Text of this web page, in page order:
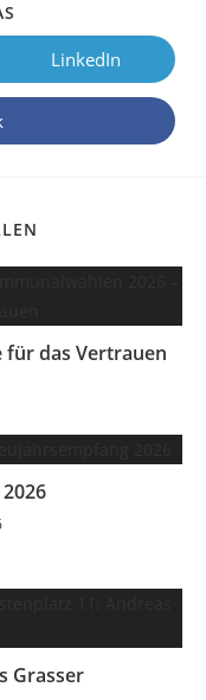
LinkedIn
für das Vertrauen
Grasser